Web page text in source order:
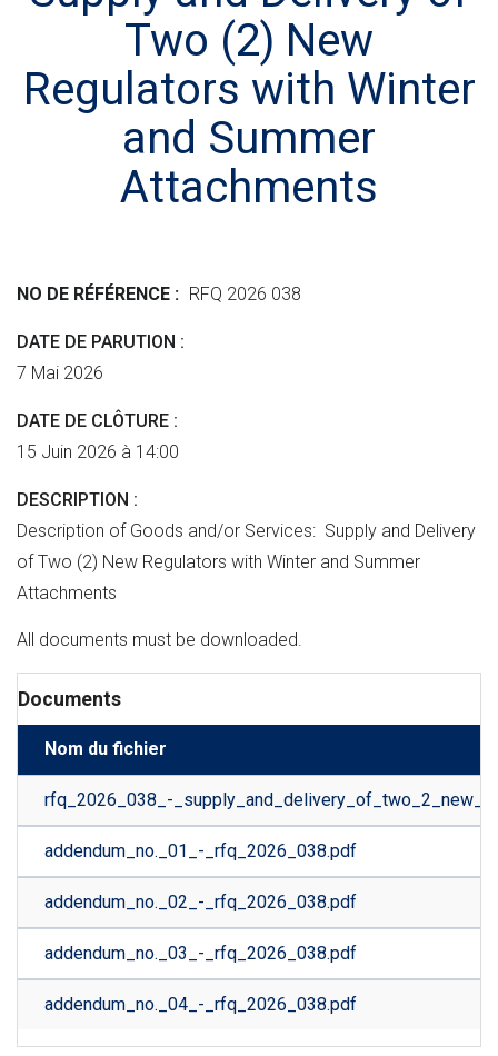
tr
n
m
e
n
t
H
T
M
L
s
e
s
Two (2) New
Regulators with Winter
and Summer
Attachments
NO DE RÉFÉRENCE RFQ 2026 038
DATE DE PARUTION
7 Mai 2026
DATE DE CLÔTURE
15 Juin 2026 à 14:00
DESCRIPTION
Description of Goods and/or Services: Supply and Delivery
of Two (2) New Regulators with Winter and Summer
Attachments
All documents must be downloaded.
Documents
Nom du fichier
rfq_2026_038_-
addendum_no._01_-_rfq_2026_038.pdf
addendum_no._02_-_rfq_2026_038.pdf
addendum_no._03_-_rfq_2026_038.pdf
addendum_no._04_-_rfq_2026_038.pdf